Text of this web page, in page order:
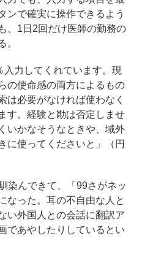
ンで確実に操作できるよう
、1日2回だけ医師の勤務の
。
力してくれています。現
の使命感の両方によるもの
は必要がなければ使わなく
す。経験と勘は否定しませ
いかなそうなときや、域外
に使ってくださいと」（円
染んできて、「99さがネッ
なった。耳の不自由な人と
い外国人との会話に翻訳ア
であやしたりしているとい